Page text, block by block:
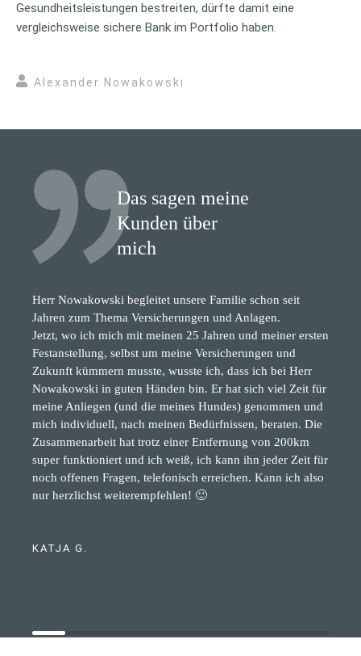
Gesundheitsleistungen bestreiten, dürfte damit eine
vergleichsweise sichere Bank im Portfolio haben.
Alexander Nowakowski
Das sagen meine
Kunden über
mich
Herr Nowakowski begleitet unsere Familie schon seit
Jahren zum Thema Versicherungen und Anlagen.
Jetzt, wo ich mich mit meinen 25 Jahren und meiner ersten
Festanstellung, selbst um meine Versicherungen und
Zukunft kümmern musste, wusste ich, dass ich bei Herr
Nowakowski in guten Händen bin. Er hat sich viel Zeit für
meine Anliegen (und die meines Hundes) genommen und
mich individuell, nach meinen Bedürfnissen, beraten. Die
Zusammenarbeit hat trotz einer Entfernung von 200km
super funktioniert und ich weiß, ich kann ihn jeder Zeit für
noch offenen Fragen, telefonisch erreichen. Kann ich also
nur herzlichst weiterempfehlen! 🙂
KATJA G.